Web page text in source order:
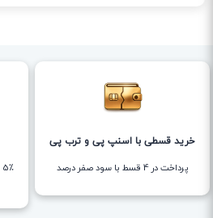
خرید قسطی با اسنپ پی و ترب پی
پرداخت در 4 قسط با سود صفر درصد